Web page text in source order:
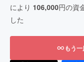
により 106,000円の資
した
もう